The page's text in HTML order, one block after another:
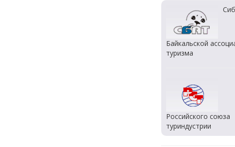
Байкальской
туризма
Российского союза
туриндустрии